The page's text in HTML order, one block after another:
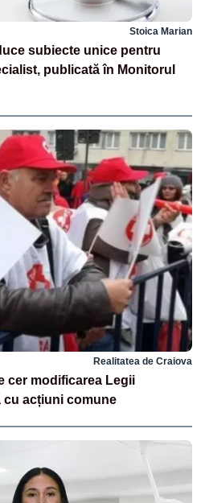
Stoica Marian
subiecte unice pentru
publicată în Monitorul
Realitatea de Craiova
cer modificarea Legii
cu acțiuni comune